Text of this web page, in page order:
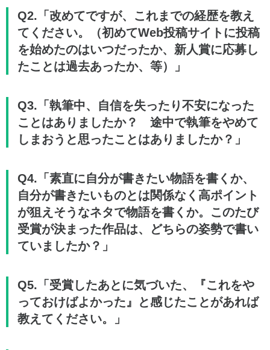
Q2.「改めてですが、これまでの経歴を教え
てください。（初めてWeb投稿サイトに投稿
を始めたのはいつだったか、新人賞に応募し
たことは過去あったか、等）」
Q3.「執筆中、自信を失ったり不安になった
ことはありましたか？ 途中で執筆をやめて
しまおうと思ったことはありましたか？」
Q4.「素直に自分が書きたい物語を書くか、
自分が書きたいものとは関係なく高ポイント
が狙えそうなネタで物語を書くか。このたび
受賞が決まった作品は、どちらの姿勢で書い
ていましたか？」
Q5.「受賞したあとに気づいた、『これをや
っておけばよかった』と感じたことがあれば
教えてください。」